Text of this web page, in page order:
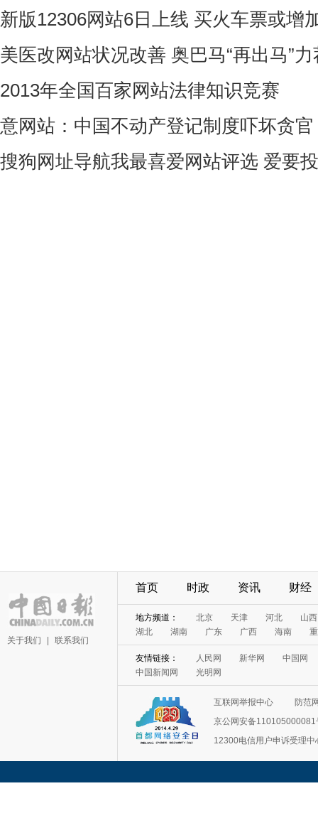
新版12306网站6日上线 买火车票或增
美医改网站状况改善 奥巴马“再出马”
2013年全国百家网站法律知识竞赛
意网站：中国不动产登记制度吓坏贪官
搜狗网址导航我最喜爱网站评选 爱要
关于我们 联系我们
首页 时政 资讯 财经
地方频道： 北京 天津 河北
山西
湖北
湖南 广东 广西 海南
友情链接： 人民网 新华网
中国网
中国新闻网
光明网
互联网举报中心
防范
京公网安备110105000081
12300电信用户申诉受理中